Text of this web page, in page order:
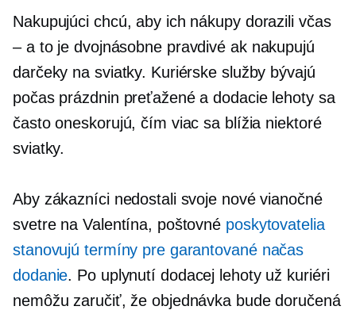
Nakupujúci chcú, aby ich nákupy dorazili včas
– a to jedvojnásobne pravdivé ak nakupujú
darčeky na sviatky. Kuriérske služby bývajú
počas prázdnin preťažené a dodacie lehoty sa
často oneskorujú, čím viac sa blížia niektoré
sviatky.
Aby zákazníci nedostali svoje nové vianočné
svetre na Valentína, poštovné poskytovatelia
stanovujú termíny pre garantované načas
dodanie. Po uplynutí dodacej lehoty už kuriéri
nemôžu zaručiť, že objednávka bude doručená